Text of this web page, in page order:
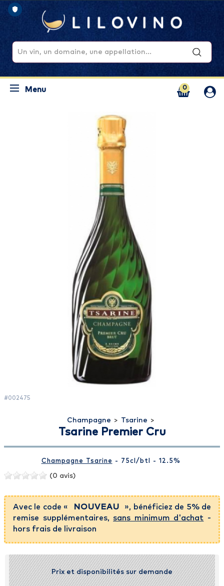
0
Menu
#002475
Champagne > Tsarine >
Tsarine Premier Cru
Champagne Tsarine - 75cl /btl - 12.5%
(0 avis)
Avec le code « NOUVEAU
», bénéficiez de 5% de
remise supplémentaires,sans minimum d'achat -
hors frais de livraison
Prix et disponibilités sur demande